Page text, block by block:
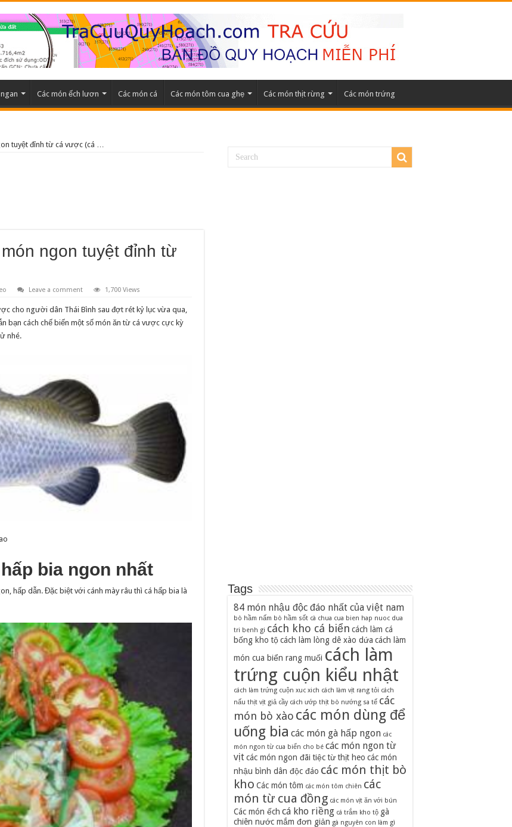
Các món ếch lươn Các món cá Các món tôm cua ghẹ Các món thịt rừng Các món trứng
tuyệt đỉnh từ cá vược (cá …
ngon tuyệt đỉnh từ
Leave a comment 1,700 Views
cho người dân Thái Bình sau đợt rét kỷ lục vừa qua,
bạn cách chế biến một số món ăn từ cá vược cực kỳ
nhé.
bia ngon nhất
hấp dẫn. Đặc biệt với cánh mày râu thì cá hấp bia là
Tags
84 món nhậu độc đáo nhất của việt nam
bò hầm nấm bò hầm sốt cà chua cua bien hap nuoc dua
tri benh gi cách kho cá biển cách làm cá
bống kho tộcách làm lòng dê xào dứa cách làm
món cua biển rang muối cách làm
trứng cuộn kiểu nhật
cách làm trứng cuộn xuc xich cách làm vịt rang tỏi cách
nấu thịt vịt giả cầy cách ướp thịt bò nướng sa tế các
món bò xào các món dùng để
uống bia các món gà hấp ngon các
món ngon từ cua biển cho bé các món ngon từ
vịtcác món ngon đãi tiệc từ thịt heo các món
nhậu bình dân độc đáo các món thịt bò
kho Các món tôm các món tôm chiên các
món từ cua đồng các món vịt ăn với bún
Các món ếch cá kho riềng cá trắm kho tộ gà
chiên nước mắm đơn giản gà nguyên con làm gì